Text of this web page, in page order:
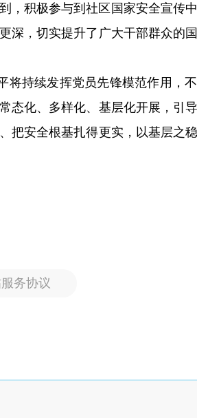
，积极参与到社区国家安全宣传
深，切实提升了广大干部群众的
将持续发挥党员先锋模范作用，
态化、多样化、基层化开展，引
把安全根基扎得更实，以基层之
务协议